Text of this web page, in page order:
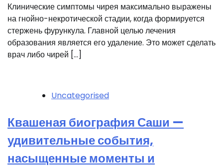
Клинические симптомы чирея максимально выражены
на гнойно-некротической стадии, когда формируется
стержень фурункула. Главной целью лечения
образования является его удаление. Это может сделать
врач либо чирей […]
Uncategorised
Квашеная биография Саши —
удивительные события,
насыщенные моменты и